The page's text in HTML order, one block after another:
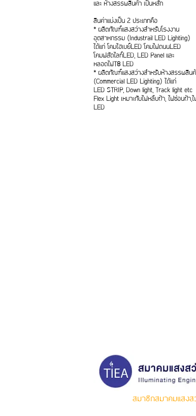
และ ห้างสรรพสินค้า เป็นหลัก
สินค่าแบ่งเป็น 2 ประเภทคือ
* ผลิตภัณฑ์แสงสว่างสำหรับโรงงาน
อุตสาหกรรม (Industrail LED Lighting)
ได้แก่ โคมไฮเบย์LED โคมไฟถนนLED
โคมฟลัดไลท์LED, LED Panel และ
หลอดไฟT8 LED
* ผลิตภัณฑ์แสงสว่างสำหรับห้างสรรพสิน
(Commercial LED Lighting) ได้แก่
LED STRIP, Down light, Track light etc
Flex Light เหมาะกับไฟหลืบฝ้า, ไฟซ่อนฝ้า,
LED
สมาชิกสมาคมแสงส